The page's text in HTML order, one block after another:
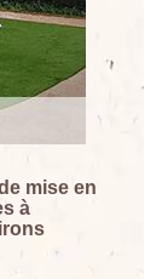
mise en
à